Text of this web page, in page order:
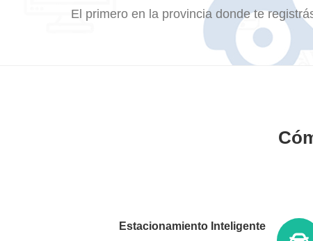
El primero en la provincia donde te
Estacionamiento Inteligente